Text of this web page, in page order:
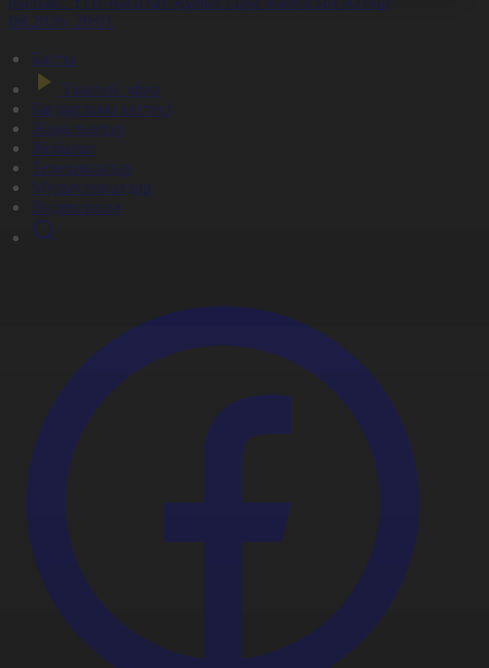
20:01
Басты
Тікелей эфир
Бағдарлама кестесі
Жаңалықтар
Жобалар
Телехикаялар
Мультсериалдар
Видеоархив